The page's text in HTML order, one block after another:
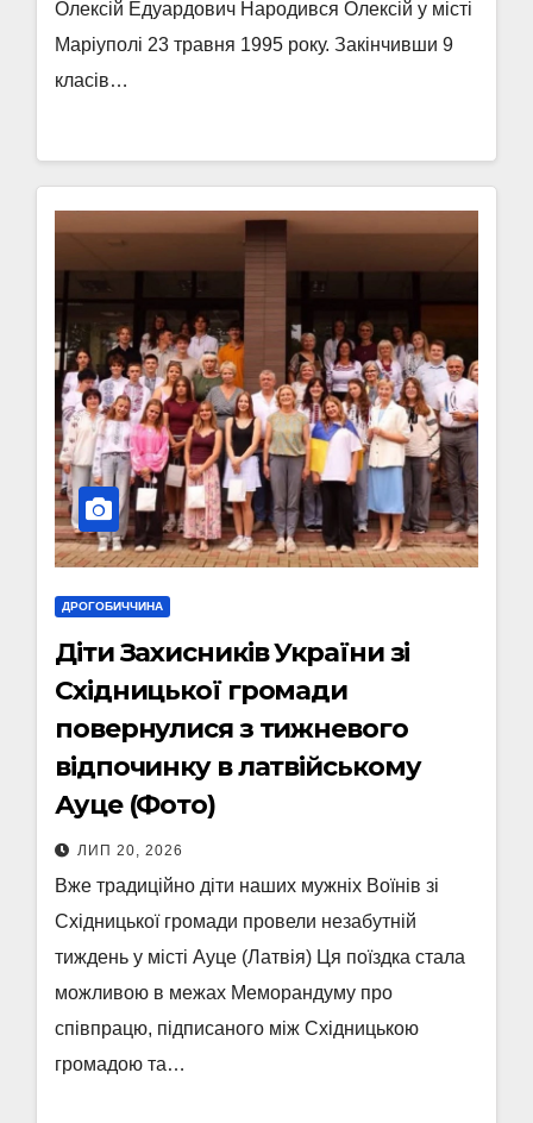
Олексій Едуардович Народився Олексій у місті
Маріуполі 23 травня 1995 року. Закінчивши 9
класів…
ДРОГОБИЧЧИНА
Діти Захисників України зі
Східницької громади
повернулися з тижневого
відпочинку в латвійському
Ауце (Фото)
ЛИП 20, 2026
Вже традиційно діти наших мужніх Воїнів зі
Східницької громади провели незабутній
тиждень у місті Ауце (Латвія) Ця поїздка стала
можливою в межах Меморандуму про
співпрацю, підписаного між Східницькою
громадою та…